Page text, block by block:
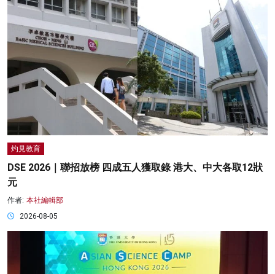
灼見教育
DSE 2026｜聯招放榜 四成五人獲取錄 港大、中大各取12狀
元
作者: 本社編輯部
2026-08-05